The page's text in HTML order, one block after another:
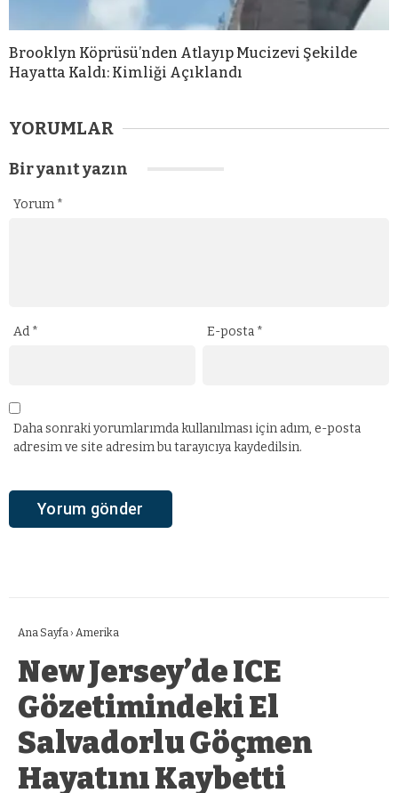
Brooklyn Köprüsü’nden Atlayıp Mucizevi Şekilde
Hayatta Kaldı: Kimliği Açıklandı
YORUMLAR
Bir yanıt yazın
Yorum *
Ad * E-posta *
Daha sonraki yorumlarımda kullanılması için adım, e-posta
adresim ve site adresim bu tarayıcıya kaydedilsin.
Ana Sayfa › Amerika
New Jersey’de ICE
Gözetimindeki El
Salvadorlu Göçmen
Hayatını Kaybetti